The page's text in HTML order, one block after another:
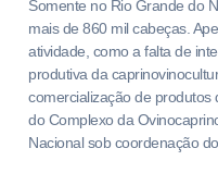
Somente no Rio Grande do
mais de 860 mil cabeças.
atividade, como a falta de
produtiva da
comercialização de produtos
do Complexo da
Nacional sob coordenação